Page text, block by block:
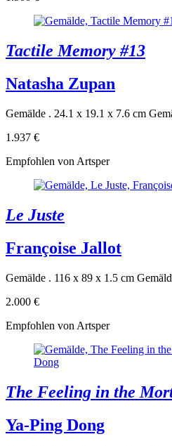
Tactile Memory #13
Natasha Zupan
Gemälde . 24.1 x 19.1 x 7.6 cm
1.937 €
Empfohlen von Artsper
Le Juste
Françoise Jallot
Gemälde . 116 x 89 x 1.5 cm
2.000 €
Empfohlen von Artsper
The Feeling in the
Ya-Ping Dong